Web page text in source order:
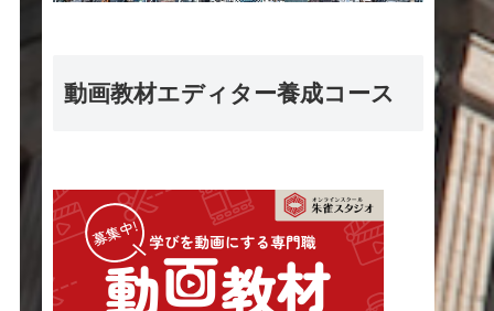
動画教材エディター養成コース